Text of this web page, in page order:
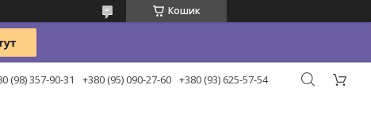
Кошик
(98) 357-90-31 +380 (95) 090-27-60 +380 (93) 625-57-54